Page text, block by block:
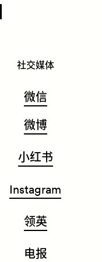
社交媒体
微信
微博
小红书
Instagram
领英
电报